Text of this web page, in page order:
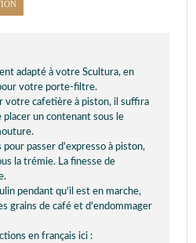
adapté à votre Scultura, en
votre porte-filtre.
votre cafetière à piston, il suffira
un contenant sous le
pour passer d'expresso à piston,
la trémie. La finesse de
pendant qu'il est en marche,
grains de café et d'endommager
en français ici :